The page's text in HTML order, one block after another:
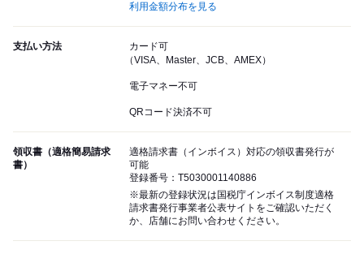
利用金額分布を見る
支払い方法
カード可
（VISA、Master、JCB、AMEX）
電子マネー不可
QRコード決済不可
領収書（適格簡易請求
書）
適格請求書（インボイス）対応の領収書発行が
可能
登録番号：T5030001140886
※最新の登録状況は国税庁インボイス制度適格
請求書発行事業者公表サイトをご確認いただく
か、店舗にお問い合わせください。